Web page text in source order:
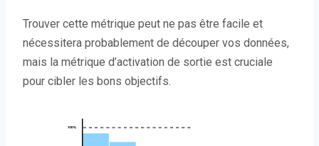
Trouver cette métrique peut ne pas être facile et
nécessitera probablement de découper vos données,
mais la métrique d’activation de sortie est cruciale
pour cibler les bons objectifs.